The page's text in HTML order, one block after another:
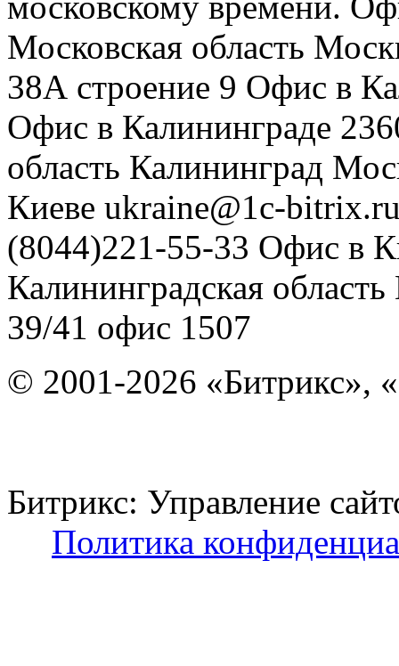
Московская область
38А строение 9 Офис в
Офис в Калининграде
область Калининград
Киеве ukraine@1c-
(8044)221-55-33 Офис в
Калининградская область
39/41 офис 1507
© 2001-2026 «Битрикс»,
Битрикс: Управление
Политика